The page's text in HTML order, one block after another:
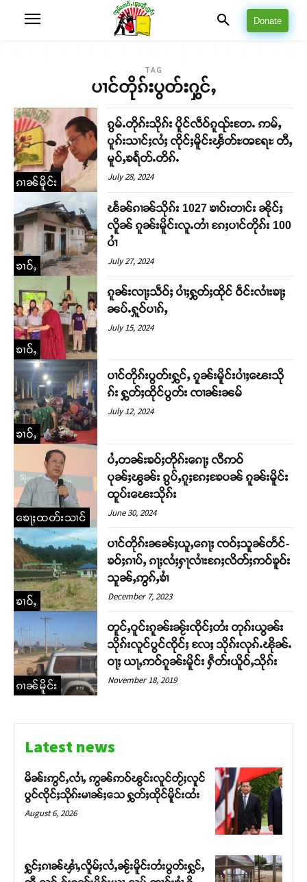
Support SHAN
တႃႇႁႂ်ႈသဵင်ၵၢင်ၸႂ်ၵူၼ်းမိူင်း ၵူႈတီႈၵူႈလႅၼ်ပေႃးတေၸွ
တ်ႇ တူဝ်ႈလုမ်ႈၾႃႉၼၼ်ႉ ၶဝ်ႈႁူမ်ႈၵမ်ႉထႅမ် ၸုမ်းၶၢ
ဝ်ႇၽူႈတွႆႇႁွၵ်ႈ လႆႈယူႇၶႃႈဢေႃႈ။
Donate
TAG
ပၢင်တိုၵ်းပွတ်းႁွင်ႇ
ၵၢၼ်မိူင်း
ၵွမ်ႉတိုၵ်းသိုၵ်း ပိူင်လဵဝ်ၵူၺ်းတႄႉ ဢမ်ႇ
ပူၵ်းသၢင်ႈလႆႈ ၸိုင်ႈမိူင်းၾႅတ်ႊၻရႄႊ တီႇ
မူဝ်ႇၶရႅတ်ႉတိၵ်ႉ
July 28, 2024
ၶၢဝ်ႇ
ၽႅၼ်ၵၢၼ်သိုၵ်း 1027 ၶၢဝ်းတၢင်း ၼိုင်ႈ
လိူၼ် ၵူၼ်းမိူင်းလူႉတၢႆ ၵႄႈပၢင်တိုၵ်း 100
ပၢႆ
July 27, 2024
ၶၢဝ်ႇ
ၵူၼ်းလႃႈသဵဝ်ႈ ပၢႆႈႁွတ်ႈထိုင် ဝဵင်းလၢႆးၶႃႈ
ၼပ်ႉႁူဝ်ပၢၵ်ႇ
July 15, 2024
ၶၢဝ်ႇ
ပၢင်တိုၵ်းပွတ်းႁွင်ႇ ၵူၼ်းမိူင်းပၢႆႈၽေးသို
ၵ်း ႁွတ်ႈထိုင်ပွတ်း ၸၢၼ်းၼမ်
July 12, 2024
ၶေႃႈထတ်းသၢင်
ပႆႇတၼ်းၶဝ်ႈတိုၵ်းၵေႃႈ လီဢဝ်
ပုၼ်ႈၽွၼ်း ၵွပ်ႇၵူႈၵႄႈၶႄပၼ် ၵူၼ်းမိူင်း
ထူပ်းၽေးသိုၵ်း
June 30, 2024
ၶၢဝ်ႇ
ပၢင်တိုၵ်းၼၼ်ႈယူႇၵေႃႈ ၸဝ်ႈသူၼ်တႅင်-
ၶဝ်ႈၵၢပ်ႇ ၵႃႈလႆႈႁႃလၢႆးၵႄႈလိတ်ႈဢဝ်ၶူဝ်း
သူၼ်ႇဢွၵ်ႇၶၢႆ
December 7, 2023
ၵၢၼ်မိူင်း
တူင်ႇဝူင်းၵူၼ်းၼႂ်းၸိုင်ႈတႆး တုၵ်းယွၼ်း
သိုၵ်းလူင်ပွင်ၸိုင်ႈ လႄႈ သိုၵ်းလုၵ်ႉၽိုၼ်ႉ
ဝႃႈ ယႃႇဢဝ်ၵူၼ်းမိူင်း ႁဵတ်းယိူဝ်ႇသိုၵ်း
November 18, 2019
Latest news
မိၼ်းဢွင်ႇလၢႆႇ ဢွၼ်ဢဝ်ၽွင်းလူင်တႂ်ႈလူင်
ပွင်ၸိုင်ႈသိုၵ်းမၢၼ်ႈသေ ႁွတ်ႈထိုင်မိူင်းထႆး
August 6, 2026
ႁွင်ႈၵၢၼ်ၾၢႆႇလိူမ်ႈလႆႇၼႂ်းမိူင်းတႆးပွတ်းႁွင်ႇ